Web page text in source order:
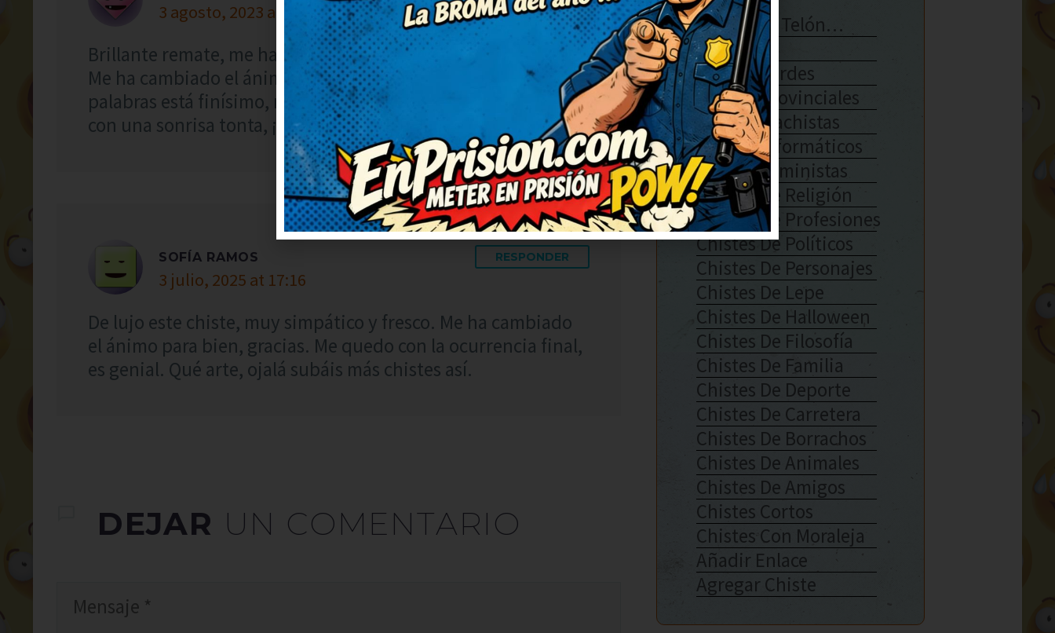
3 agosto, 2023 at 22:45
Brillante remate, me ha dejado con una carcajada tremenda.
Me ha cambiado el ánimo para bien, gracias. El juego de
palabras está finísimo, me ha sorprendido. Me he quedado
con una sonrisa tonta, ¡genial!
SOFÍA RAMOS
3 julio, 2025 at 17:16
RESPONDER
De lujo este chiste, muy simpático y fresco. Me ha cambiado
el ánimo para bien, gracias. Me quedo con la ocurrencia final,
es genial. Qué arte, ojalá subáis más chistes así.
DEJAR UN COMENTARIO
Se Abre El Telón…
Enlaces
Chistes Verdes
Chistes Provinciales
Chistes Machistas
Chistes Informáticos
Chistes Feministas
Chistes De Religión
Chistes De Profesiones
Chistes De Políticos
Chistes De Personajes
Chistes De Lepe
Chistes De Halloween
Chistes De Filosofía
Chistes De Familia
Chistes De Deporte
Chistes De Carretera
Chistes De Borrachos
Chistes De Animales
Chistes De Amigos
Chistes Cortos
Chistes Con Moraleja
Añadir Enlace
Agregar Chiste